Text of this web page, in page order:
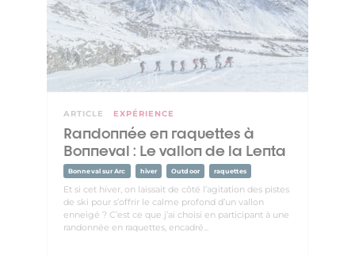
ARTICLE EXPÉRIENCE
Randonnée en raquettes à
Bonneval : Le vallon de la Lenta
Bonneval sur Arc hiver Outdoor raquettes
Et si cet hiver, on laissait de côté l’agitation des pistes
de ski pour s’offrir le calme profond d’un vallon
enneigé ? C’est ce que j’ai choisi en participant à une
randonnée en raquettes, encadré...